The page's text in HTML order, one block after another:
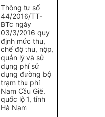
Thông tư số
44/2016/TT-
BTc ngày
03/3/2016 quy
định mức thu,
chế độ thu, nộp,
quản lý và sử
dụng phí sử
dụng đường bộ
trạm thu phí
Nam Cầu Giẽ,
quốc lộ 1, tỉnh
Hà Nam